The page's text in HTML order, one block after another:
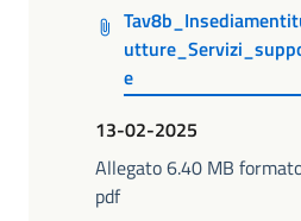
e
13-02-2025
Allegato 6.40 MB
pdf